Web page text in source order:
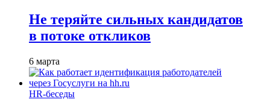
Не теряйте сильных кандидатов
в потоке откликов
6 марта
HR-беседы